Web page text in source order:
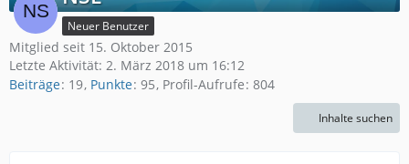
Neuer Benutzer
Mitglied seit 15. Oktober 2015
Letzte Aktivität: 2. März 2018 um 16:12
Beiträge 19 Punkte 95 Profil-Aufrufe 804
Inhalte suchen